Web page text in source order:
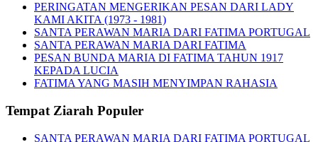
PERINGATAN MENGERIKAN PESAN DARI LADY
KAMI AKITA (1973 - 1981)
SANTA PERAWAN MARIA DARI FATIMA PORTUGAL
SANTA PERAWAN MARIA DARI FATIMA
PESAN BUNDA MARIA DI FATIMA TAHUN 1917
KEPADA LUCIA
FATIMA YANG MASIH MENYIMPAN RAHASIA
Tempat Ziarah Populer
SANTA PERAWAN MARIA DARI FATIMA PORTUGAL